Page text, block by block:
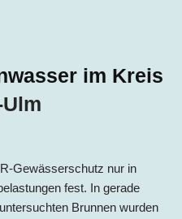
im Kreis
Gewässerschutz nur in
fest. In gerade
untersuchten Brunnen wurden